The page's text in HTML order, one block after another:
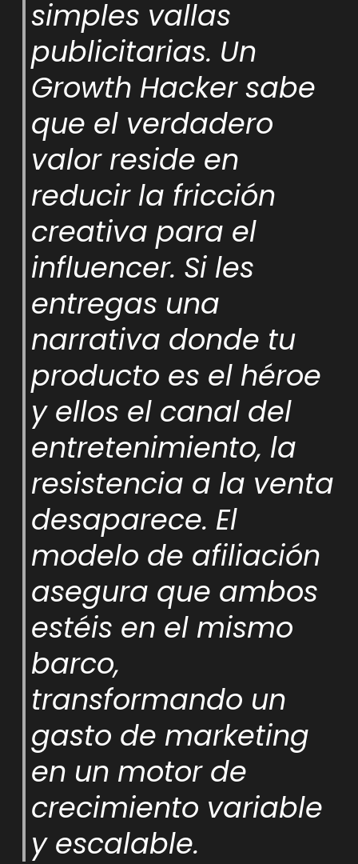
simples vallas
publicitarias. Un
Growth Hacker sabe
que el verdadero
valor reside en
reducir la fricción
creativa para el
influencer. Si les
entregas una
narrativa donde tu
producto es el héroe
y ellos el canal del
entretenimiento, la
resistencia a la venta
desaparece. El
modelo de afiliación
asegura que ambos
estéis en el mismo
barco,
transformando un
gasto de marketing
en un motor de
crecimiento variable
y escalable.